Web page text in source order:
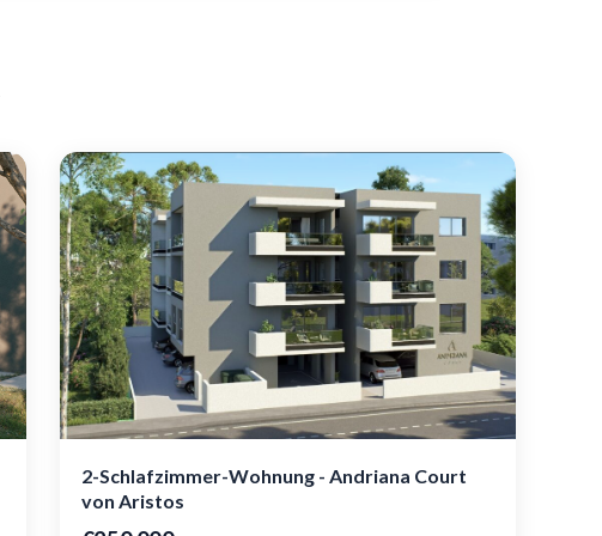
2-Schlafzimmer-Wohnung - Andriana Court
von Aristos